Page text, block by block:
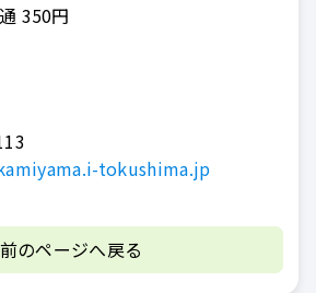
350円
tokushima.jp
前のページへ戻る